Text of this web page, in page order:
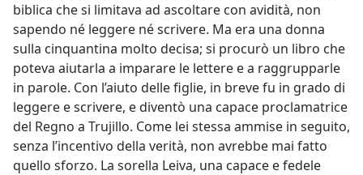
biblica che si limitava ad ascoltare con avidità, non
sapendo né leggere né scrivere. Ma era una donna
sulla cinquantina molto decisa; si procurò un libro che
poteva aiutarla a imparare le lettere e a raggrupparle
in parole. Con l’aiuto delle figlie, in breve fu in grado di
leggere e scrivere, e diventò una capace proclamatrice
del Regno a Trujillo. Come lei stessa ammise in seguito,
senza l’incentivo della verità, non avrebbe mai fatto
quello sforzo. La sorella Leiva, una capace e fedele